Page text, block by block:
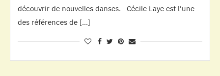
découvrir de nouvelles danses. Cécile Laye est l’une
des références de […]